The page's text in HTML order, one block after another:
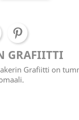
GRAFIITTI
Grafiitti on